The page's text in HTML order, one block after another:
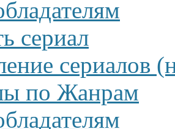
сериал
сериалов
по Жанрам